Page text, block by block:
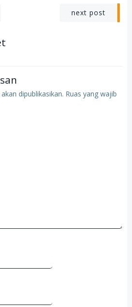
next post
dipublikasikan. Ruas yang wajib